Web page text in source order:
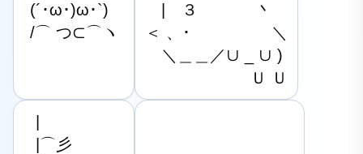
(´･ω･)ω･`)
/⌒ つ⊂⌒ヽ
|　３　 　 　丶
＜ 、･　　　　　＼
＼＿＿／∪ _ ∪ )
Ｕ Ｕ
|⌒彡